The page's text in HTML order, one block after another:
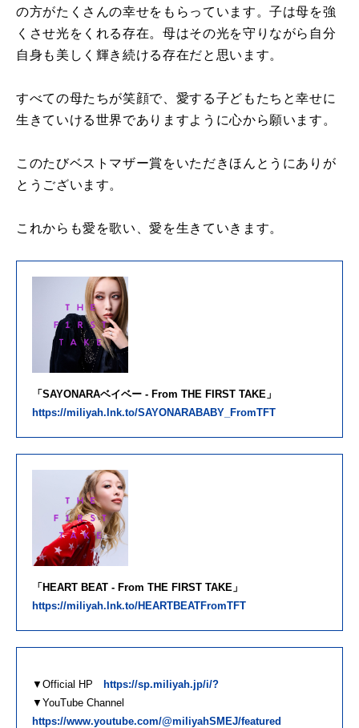
の方がたくさんの幸せをもらっています。子は母を強
くさせ光をくれる存在。母はその光を守りながら自分
自身も美しく輝き続ける存在だと思います。
すべての母たちが笑顔で、愛する子どもたちと幸せに
生きていける世界でありますように心から願います。
このたびベストマザー賞をいただきほんとうにありが
とうございます。
これからも愛を歌い、愛を生きていきます。
「SAYONARAベイベー - From THE FIRST TAKE」
https://miliyah.lnk.to/SAYONARABABY_FromTFT
「HEART BEAT - From THE FIRST TAKE」
https://miliyah.lnk.to/HEARTBEATFromTFT
▼Official HP https://sp.miliyah.jp/i/?
▼YouTube Channel
https://www.youtube.com/@miliyahSMEJ/featured